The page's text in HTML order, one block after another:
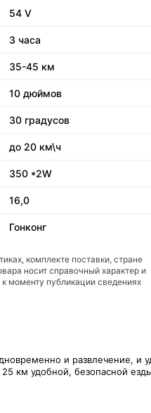
54 V
3 часа
35-45 км
10 дюймов
30 градусов
до 20 км\ч
350 *2W
16,0
Гонконг
комплекте поставки, стране
носит справочный характер и
моменту публикации сведениях
и развлечение, и
25 км удобной, безопасной